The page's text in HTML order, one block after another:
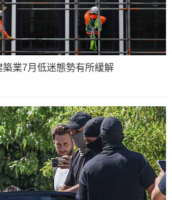
築業7月低迷態勢有所緩解